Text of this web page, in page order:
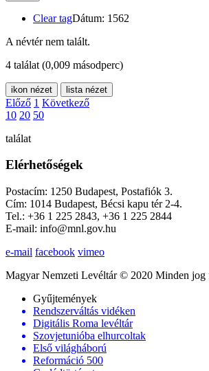
Clear tagDátum: 1562
A névtér nem talált.
4 találat (0,009 másodperc)
ikon nézet lista nézet
Előző 1 Következő
10 20 50
találat
Elérhetőségek
Postacím: 1250 Budapest, Postafiók 3.
Cím: 1014 Budapest, Bécsi kapu tér 2-4.
Tel.: +36 1 225 2843, +36 1 225 2844
E-mail: info@mnl.gov.hu
e-mail facebook vimeo
Magyar Nemzeti Levéltár © 2020 Minden jog
Gyűjtemények
Rendszerváltás vidéken
Digitális Roma levéltár
Szovjetunióba elhurcoltak
Első világháború
Reformáció 500